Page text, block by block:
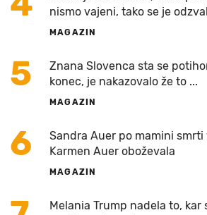
nismo vajeni, tako se je
MAGAZIN
5
Znana Slovenca sta se
konec, je nakazovalo že to ...
MAGAZIN
6
Sandra Auer po mamini smrti
Karmen Auer oboževala
MAGAZIN
Melania Trump nadela to, kar